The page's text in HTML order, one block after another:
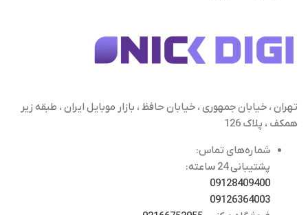
تهران ، خیابان جمهوری ، خیابان حافظ ، بازار موبایل ایران ، طبقه زیر
همکف ، پلاک 126
شماره‌های تماس:
پشتیبانی 24 ساعته:
09128409400
09126364003